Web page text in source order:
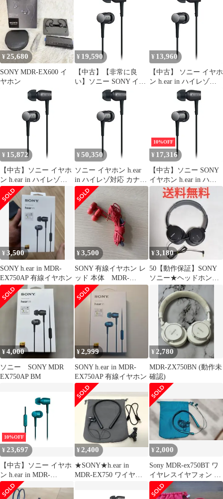
MDR-EX750AP : ハイレ
ゾ対応 カナル型 リモコ
ン・マイク付き ビリジ
アンブルー MDR-
EX750AP L
¥25,680
SONY MDR-EX600 イ
ヤホン
¥ 19,590
【中古】【非常に良
い】ソニー SONY イヤ
ホン h.ear in ハイレゾ
対応 カナル型 MDR-
¥ 13,960
【中古】 ソニー イヤホ
ン h.ear in ハイレゾ対
応 カナル型 MDR-
¥ 15,872
【中古】ソニー イヤホ
ン h.ear in ハイレゾ対
応 カナル型 MDR-
EX750
¥ 50,350
ソニー イヤホン h.ear
in ハイレゾ対応 カナル
型 MDR-EX750
10%OFF
¥ 17,316
【中古】ソニー SONY
イヤホン h.ear in ハイ
レゾ対応 カナル型
MDR-EX750
¥3,500
SONY h.ear in MDR-
EX750AP 有線イヤホン
¥3,500
SONY 有線イヤホン レ
ッド 本体 MDR-
EX750AP
¥3,180
50【動作保証】SONY
ソニー★ヘッドホン
★MDR-ZX770BN
¥4,000
ソニー SONY MDR
EX750AP BM
¥2,999
SONY h.ear in MDR-
EX750AP 有線イヤホン
¥ 2,780
MDR-ZX750BN (動作未
確認)
10%OFF
¥ 23,697
【中古】ソニー イヤホ
ン h.ear in MDR-
EX750AP : ハイレゾ対
応 カナル型 リモコン・
¥2,400
★SONY★h.ear in
MDR-EX750 ワイヤレ
¥ 2,000
Sony MDR-ex750BT ワ
イヤレスイヤフォン ネ
ックバンド式 青